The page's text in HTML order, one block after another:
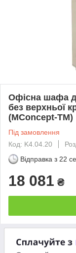
Офісна шафа
без верхньої
(MConcept-ТМ)
Під замовлення
Код: K4.04.20
Відправка з 22
18 081 ₴